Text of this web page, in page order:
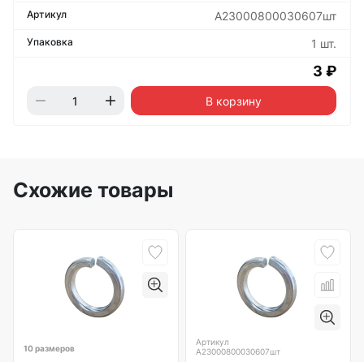
А23000800030607шт
1 шт.
3 ₽
В корзину
Схожие товары
10 размеров
Артикул
А23000800030607шт